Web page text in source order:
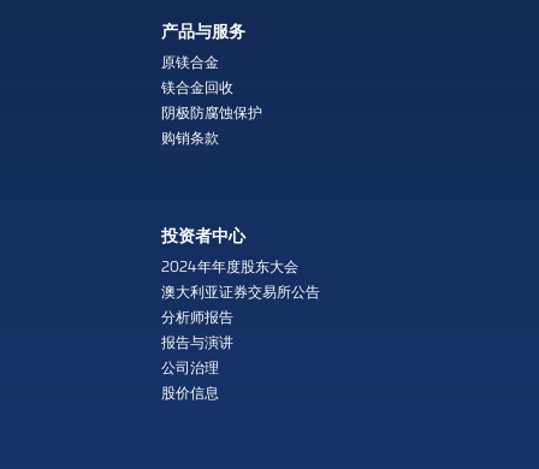
产品与服务
原镁合金
镁合金回收
阴极防腐蚀保护
购销条款
投资者中心
2024年年度股东大会
澳大利亚证券交易所公告
分析师报告
报告与演讲
公司治理
股价信息